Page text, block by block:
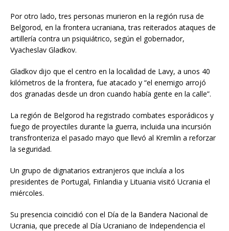
Por otro lado, tres personas murieron en la región rusa de
Belgorod, en la frontera ucraniana, tras reiterados ataques de
artillería contra un psiquiátrico, según el gobernador,
Vyacheslav Gladkov.
Gladkov dijo que el centro en la localidad de Lavy, a unos 40
kilómetros de la frontera, fue atacado y “el enemigo arrojó
dos granadas desde un dron cuando había gente en la calle”.
La región de Belgorod ha registrado combates esporádicos y
fuego de proyectiles durante la guerra, incluida una incursión
transfronteriza el pasado mayo que llevó al Kremlin a reforzar
la seguridad.
Un grupo de dignatarios extranjeros que incluía a los
presidentes de Portugal, Finlandia y Lituania visitó Ucrania el
miércoles.
Su presencia coincidió con el Día de la Bandera Nacional de
Ucrania, que precede al Día Ucraniano de Independencia el